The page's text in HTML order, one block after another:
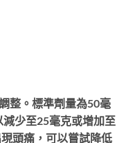
整。標準劑量為50毫
少至25毫克或增加至
頭痛，可以嘗試降低